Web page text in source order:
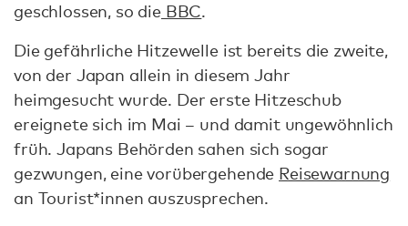
geschlossen, so dieBBC.
Die gefährliche Hitzewelle ist bereits die zweite,
von der Japan allein in diesem Jahr
heimgesucht wurde. Der erste Hitzeschub
ereignete sich im Mai – und damit ungewöhnlich
früh. Japans Behörden sahen sich sogar
gezwungen, eine vorübergehende Reisewarnung
an Tourist*innen auszusprechen.